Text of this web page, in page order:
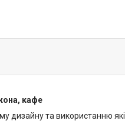
кафе
дизайну та використанню